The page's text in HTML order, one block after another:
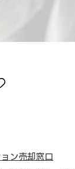
ン売却窓口